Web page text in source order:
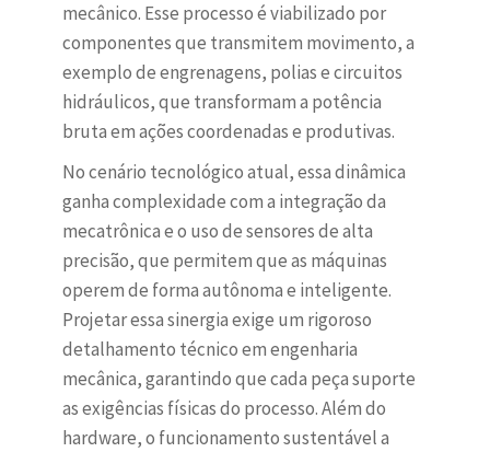
mecânico. Esse processo é viabilizado por
componentes que transmitem movimento, a
exemplo de engrenagens, polias e circuitos
hidráulicos, que transformam a potência
bruta em ações coordenadas e produtivas.
No cenário tecnológico atual, essa dinâmica
ganha complexidade com a integração da
mecatrônica e o uso de sensores de alta
precisão, que permitem que as máquinas
operem de forma autônoma e inteligente.
Projetar essa sinergia exige um rigoroso
detalhamento técnico em engenharia
mecânica, garantindo que cada peça suporte
as exigências físicas do processo. Além do
hardware, o funcionamento sustentável a